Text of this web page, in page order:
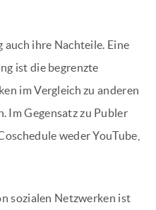
ihre Nachteile. Eine
ist die begrenzte
im Vergleich zu anderen
Im Gegensatz zu Publer
weder YouTube,
sozialen Netzwerken ist